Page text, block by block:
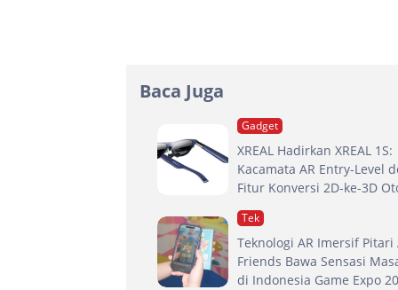
Baca Juga
Gadget
XREAL Hadirkan XREAL 1S:
Kacamata AR Entry-Level
Fitur Konversi 2D-ke-3D
Tek
Teknologi AR Imersif Pitari
Friends Bawa Sensasi
di Indonesia Game Expo